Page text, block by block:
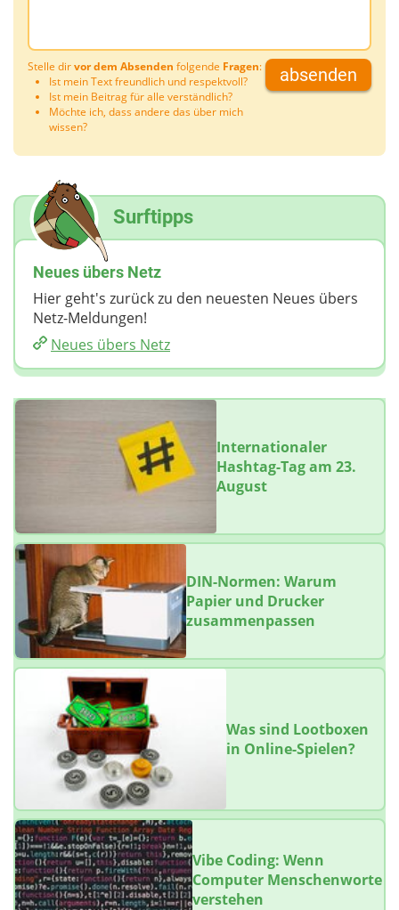
Stelle dirvor dem Absenden folgende Fragen:
Ist mein Text freundlich und respektvoll?
Ist mein Beitrag für alle verständlich?
Möchte ich, dass andere das über mich
wissen?
absenden
Surftipps
Neues übers Netz
Hier geht's zurück zu den neuesten Neues übers
Netz-Meldungen!
Neues übers Netz
Internationaler
Hashtag-Tag am 23.
August
DIN-Normen: Warum
Papier und Drucker
zusammenpassen
Was sind Lootboxen
in Online-Spielen?
Vibe Coding: Wenn
Computer Menschenworte
verstehen